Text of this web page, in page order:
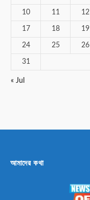
10 11 12
17 18 19
24 25 26
31
« Jul
আমাদের কথা